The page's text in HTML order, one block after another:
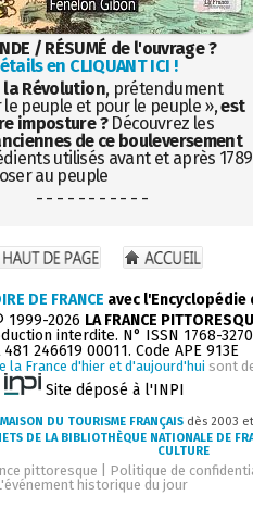
/ RÉSUMÉ de l'ouvrage ?
en CLIQUANT ICI !
la Révolution, prétendument
peuple et pour le peuple »,est
imposture ?Découvrez les
de ce bouleversement
utilisés avant et après 1789
au peuple
- - - - - - - - - - -
DE FRANCE avec
1999-2026 LA FRANCE
interdite. N° ISSN 1768-
246619 00011. Code APE 913E
la France d'hier et d'aujourd'hui sont
Site déposé à l'INPI
MAISON DU TOURISME FRANÇAIS dès 2003
DE LA BIBLIOTHÈQUE NATIONALE DE
CULTURE
pittoresque
Politique de
historique du jour